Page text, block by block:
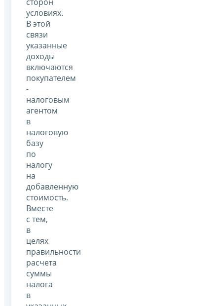
условиях.
В этой
связи
указанные
доходы
включаются
покупателем
-
налоговым
агентом
в
налоговую
базу
по
налогу
на
добавленную
стоимость.
Вместе
с тем,
в
целях
правильности
расчета
суммы
налога
в